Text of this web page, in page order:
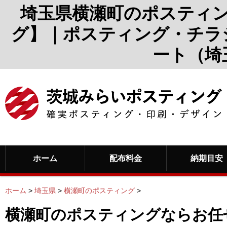
埼玉県横瀬町のポスティ
グ】｜ポスティング・チ
ート（
ホーム 配布料金 納期目安
ホーム > 埼玉県 > 横瀬町のポスティング >
横瀬町のポスティングならお